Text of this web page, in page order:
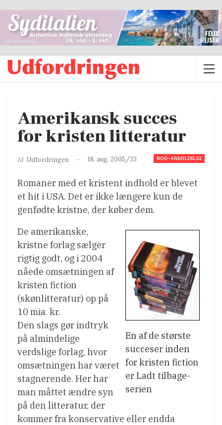
Amerikansk succes
for kristen litteratur
BOG-ANMELDELSE
Af Udfordringen 18. aug. 2005/33
Romaner med et kristent indhold er blevet
et hit i USA. Det er ikke længere kun de
genfødte kristne, der køber dem.
En af de største
succeser inden
for kristen fiction
er Ladt tilbage-
serien
De amerikanske,
kristne forlag sælger
rigtig godt, og i 2004
nåede omsætningen af
kristen fiction
(skønlitteratur) op på
10 mia. kr.
Den slags gør indtryk
på almindelige
verdslige forlag, hvor
omsætningen har været
stagnerende. Her har
man måttet ændre syn
på den litteratur, der
kommer fra konservative eller endda